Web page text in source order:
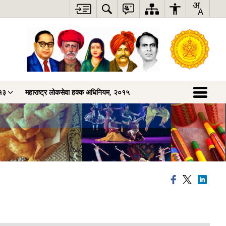
महाराष्ट्र लोकसेवा हक्क अधिनियम, २०१५